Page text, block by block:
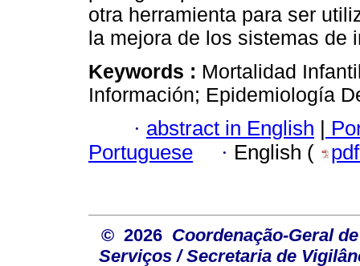
otra herramienta para ser
la mejora de los sistemas de
Keywords : Mortalidad
Información; Epidemiología
· abstract in English
Portuguese
· English (
© 2026 Coordenação-Geral
Serviços / Secretaria de